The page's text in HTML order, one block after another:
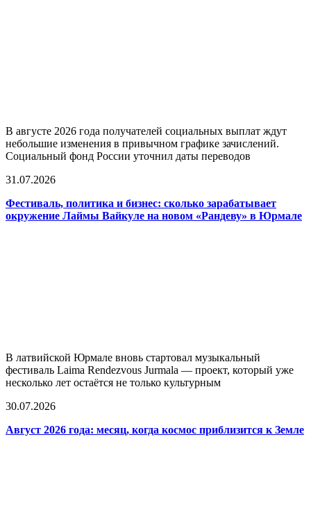
В августе 2026 года получателей социальных выплат ждут
небольшие изменения в привычном графике зачислений.
Социальный фонд России уточнил даты переводов
31.07.2026
Фестиваль, политика и бизнес: сколько зарабатывает
окружение Лаймы Вайкуле на новом «Рандеву» в Юрмале
В латвийской Юрмале вновь стартовал музыкальный
фестиваль Laima Rendezvous Jurmala — проект, который уже
несколько лет остаётся не только культурным
30.07.2026
Август 2026 года: месяц, когда космос приблизится к Земле